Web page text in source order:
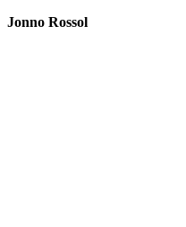
Jonno Rossol